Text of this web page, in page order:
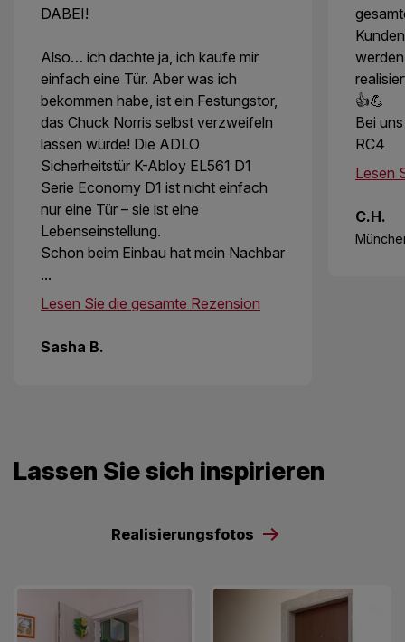
DABEI!
Also… ich dachte ja, ich kaufe mir
einfach eine Tür. Aber was ich
bekommen habe, ist ein Festungstor,
das Chuck Norris selbst verzweifeln
lassen würde! Die ADLO
Sicherheitstür K-Abloy EL561 D1
Serie Economy D1 ist nicht einfach
nur eine Tür – sie ist eine
Lebenseinstellung.
Schon beim Einbau hat mein Nachbar
...
Lesen Sie die gesamte Rezension
Sasha B.
👍💪
Bei
RC4
Lesen
C.H.
Lassen Sie sich inspirieren
Realisierungsfotos